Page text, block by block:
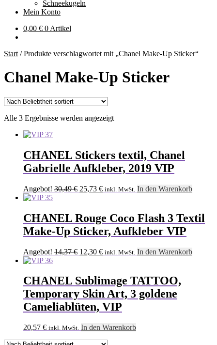
Schneekugeln
Mein Konto
0,00 € 0 Artikel
Start /Produkte verschlagwortet mit „Chanel Make-Up Sticker“
Chanel Make-Up Sticker
Alle 3 Ergebnisse werden angezeigtNach
CHANEL Stickers textil, Chanel
Gabrielle Aufkleber, 2019 VIP
Angebot! 30,49€ Ursprünglicher
30,49 €
25,73 €Aktueller
25,73 €.
inkl. MwSt. In den Warenkorb
CHANEL Rouge Coco Flash 3 Textil
Make-Up Sticker, Aufkleber VIP
Angebot! 14,37€ Ursprünglicher
14,37 €
12,30 €Aktueller
12,30 €.
inkl. MwSt. In den Warenkorb
CHANEL Sublimage TATTOO,
Temporary Skin Art, 3 goldene
Cameliablüten, VIP
20,57 € inkl. MwSt. In den Warenkorb